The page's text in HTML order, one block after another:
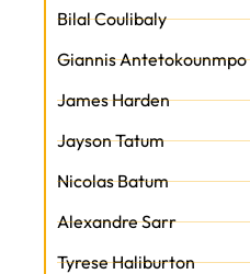
Bilal Coulibaly
Giannis Antetokounmpo
James Harden
Jayson Tatum
Nicolas Batum
Alexandre Sarr
Tyrese Haliburton